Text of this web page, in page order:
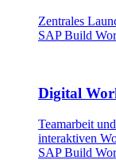
Zentrales
SAP Build
Digital
Teamarbeit
interaktiven
SAP Build